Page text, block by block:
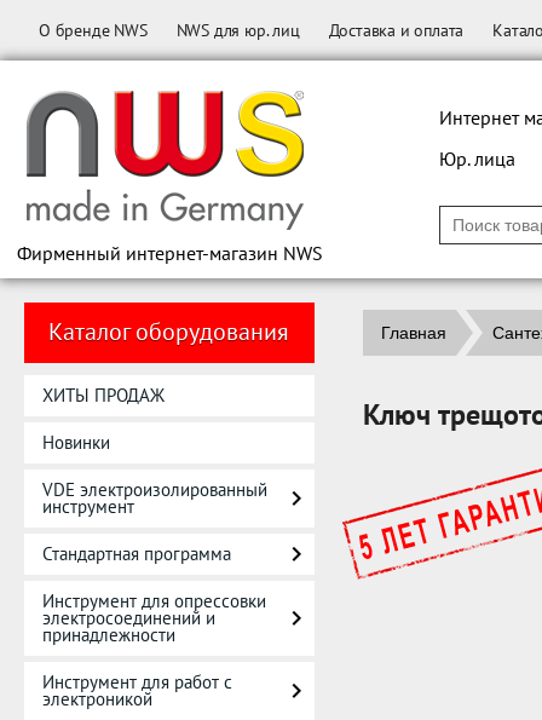
О бренде NWS NWS для юр. лиц Доставка и оплата
Фирменный интернет-магазин NWS
Интернет
Юр. лица
Каталог оборудования
ХИТЫ ПРОДАЖ
Новинки
VDE электроизолированный
инструмент
Стандартная программа
Инструмент для опрессовки
электросоединений и
принадлежности
Инструмент для работ с
электроникой
Главная
Ключ